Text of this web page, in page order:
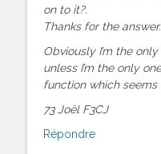
on to it?.
Thanks for the answer.
Obviously I’m the
unless I’m the only
function which
73 Joël F3CJ
Répondre